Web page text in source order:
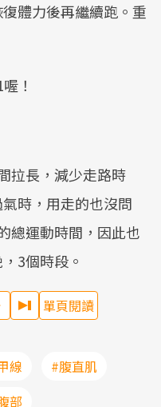
體力後再繼續跑。重
！
拉長，減少走路時
時，用走的也沒問
總運動時間，因此也
3個時段。
單頁閱讀
線
#腹直肌
部